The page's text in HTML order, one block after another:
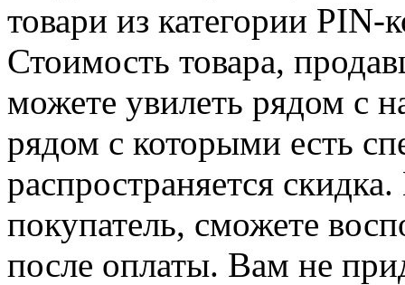
товари из категории
Стоимость товара,
можете увилеть рядом с
рядом с которыми есть
распространяется
покупатель, сможете
после оплаты. Вам не